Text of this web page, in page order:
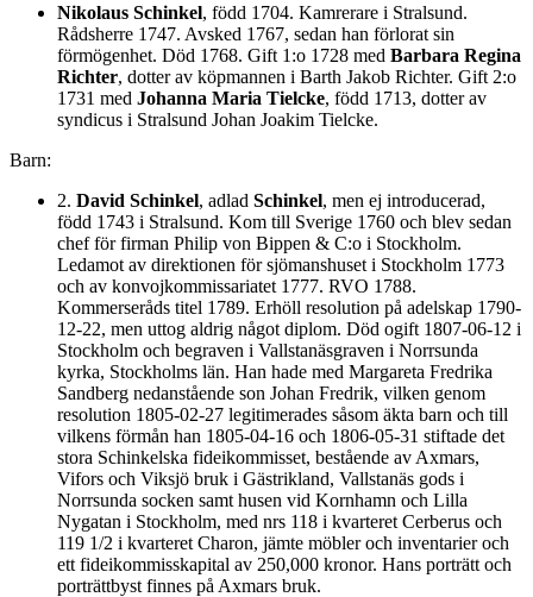
Nikolaus Schinkel, född 1704. Kamrerare i Stralsund.
Rådsherre 1747. Avsked 1767, sedan han förlorat sin
förmögenhet. Död 1768. Gift 1:o 1728 med Barbara Regina
Richter, dotter av köpmannen i Barth Jakob Richter. Gift 2:o
1731 med Johanna Maria Tielcke, född 1713, dotter av
syndicus i Stralsund Johan Joakim Tielcke.
Barn:
2. David Schinkel, adlad Schinkel, men ej introducerad,
född 1743 i Stralsund. Kom till Sverige 1760 och blev sedan
chef för firman Philip von Bippen & C:o i Stockholm.
Ledamot av direktionen för sjömanshuset i Stockholm 1773
och av konvojkommissariatet 1777. RVO 1788.
Kommerseråds titel 1789. Erhöll resolution på adelskap 1790-
12-22, men uttog aldrig något diplom. Död ogift 1807-06-12 i
Stockholm och begraven i Vallstanäsgraven i Norrsunda
kyrka, Stockholms län. Han hade med Margareta Fredrika
Sandberg nedanstående son Johan Fredrik, vilken genom
resolution 1805-02-27 legitimerades såsom äkta barn och till
vilkens förmån han 1805-04-16 och 1806-05-31 stiftade det
stora Schinkelska fideikommisset, bestående av Axmars,
Vifors och Viksjö bruk i Gästrikland, Vallstanäs gods i
Norrsunda socken samt husen vid Kornhamn och Lilla
Nygatan i Stockholm, med nrs 118 i kvarteret Cerberus och
119 1/2 i kvarteret Charon, jämte möbler och inventarier och
ett fideikommisskapital av 250,000 kronor. Hans porträtt och
porträttbyst finnes på Axmars bruk.